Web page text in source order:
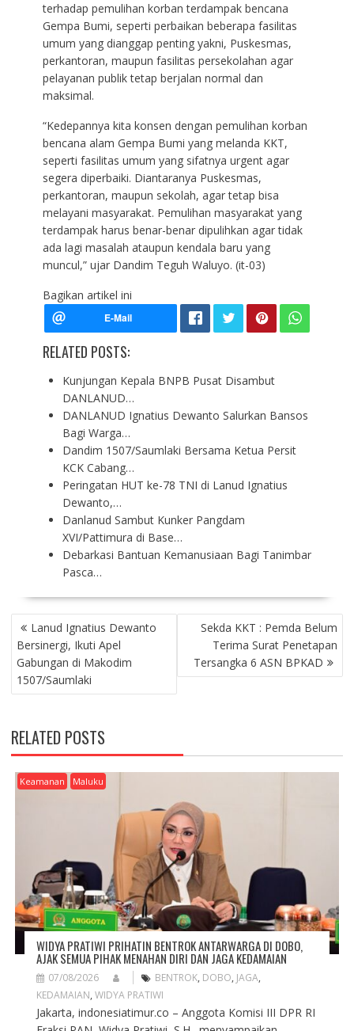
terhadap pemulihan korban terdampak bencana
Gempa Bumi, seperti perbaikan beberapa fasilitas
umum yang dianggap penting yakni, Puskesmas,
perkantoran, maupun fasilitas persekolahan agar
pelayanan publik tetap berjalan normal dan
maksimal.
“Kedepannya kita konsen dengan pemulihan korban
bencana alam Gempa Bumi yang melanda KKT,
seperti fasilitas umum yang sifatnya urgent agar
segera diperbaiki. Diantaranya Puskesmas,
perkantoran, maupun sekolah, agar tetap bisa
melayani masyarakat. Pemulihan masyarakat yang
terdampak harus benar-benar dipulihkan agar tidak
ada lagi masalah ataupun kendala baru yang
muncul,” ujar Dandim Teguh Waluyo. (it-03)
Bagikan artikel ini
RELATED POSTS:
Kunjungan Kepala BNPB Pusat Disambut
DANLANUD…
DANLANUD Ignatius Dewanto Salurkan Bansos
Bagi Warga…
Dandim 1507/Saumlaki Bersama Ketua Persit
KCK Cabang…
Peringatan HUT ke-78 TNI di Lanud Ignatius
Dewanto,…
Danlanud Sambut Kunker Pangdam
XVI/Pattimura di Base…
Debarkasi Bantuan Kemanusiaan Bagi Tanimbar
Pasca…
P
O
S
T
N
V
I
G
A
T
Lanud Ignatius Dewanto
Bersinergi, Ikuti Apel
Gabungan di Makodim
1507/Saumlaki
Sekda KKT : Pemda Belum
Terima Surat Penetapan
Tersangka 6 ASN BPKAD
RELATED POSTS
Keamanan Maluku
WIDYA PRATIWI PRIHATIN BENTROK ANTARWARGA DI DOBO,
AJAK SEMUA PIHAK MENAHAN DIRI DAN JAGA KEDAMAIAN
07/08/2026 BENTROK, DOBO, JAGA,
KEDAMAIAN, WIDYA PRATIWI
Jakarta, indonesiatimur.co – Anggota Komisi III DPR RI